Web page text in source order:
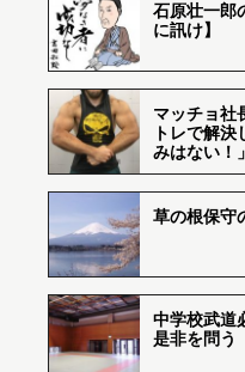
石原壮一郎
に訊け】
マッチョ社
トレで解決
みはない！」
草の根保守
中学校武道
是非を問う